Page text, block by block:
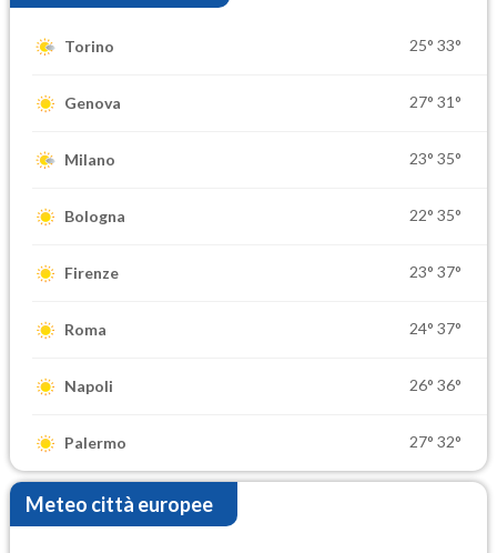
Torino 25° 33°
Genova 27° 31°
Milano 23° 35°
Bologna 22° 35°
Firenze 23° 37°
Roma 24° 37°
Napoli 26° 36°
Palermo 27° 32°
Meteo città europee